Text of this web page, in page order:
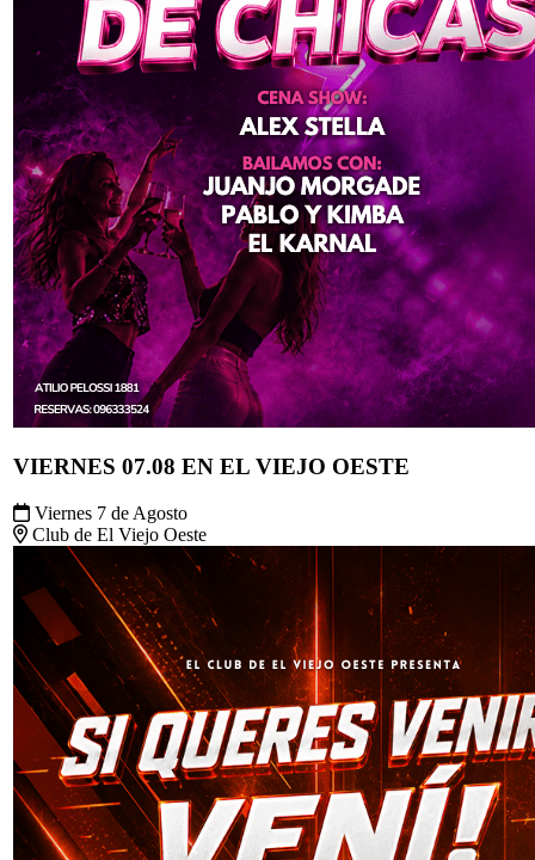
VIERNES 07.08 EN EL VIEJO OESTE
Viernes 7 de Agosto
Club de El Viejo Oeste